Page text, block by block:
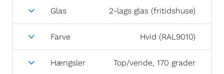
Glas 2-lags glas (fritidshuse)
Farve Hvid (RAL9010)
Hængsler Top/vende, 170 grader